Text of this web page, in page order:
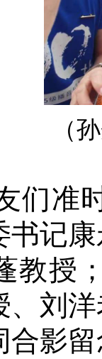
（
准
书记
教授
、刘
合影